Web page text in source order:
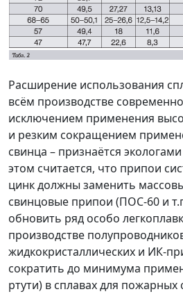
Расширение использования
всём производстве
исключением применения
и резким сокращением
свинца – признаётся
этом считается, что припои
цинк должны заменить
свинцовые припои (ПОС-60 и
обновить ряд особо
производстве
жидкокристаллических и ИК-
сократить до минимума
ртути) в сплавах для пожарных